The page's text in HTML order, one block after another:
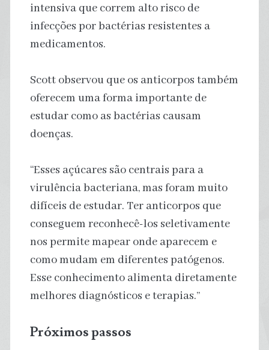
intensiva que correm alto risco de
infecções por bactérias resistentes a
medicamentos.
Scott observou que os anticorpos também
oferecem uma forma importante de
estudar como as bactérias causam
doenças.
“Esses açúcares são centrais para a
virulência bacteriana, mas foram muito
difíceis de estudar. Ter anticorpos que
conseguem reconhecê-los seletivamente
nos permite mapear onde aparecem e
como mudam em diferentes patógenos.
Esse conhecimento alimenta diretamente
melhores diagnósticos e terapias.”
Próximos passos